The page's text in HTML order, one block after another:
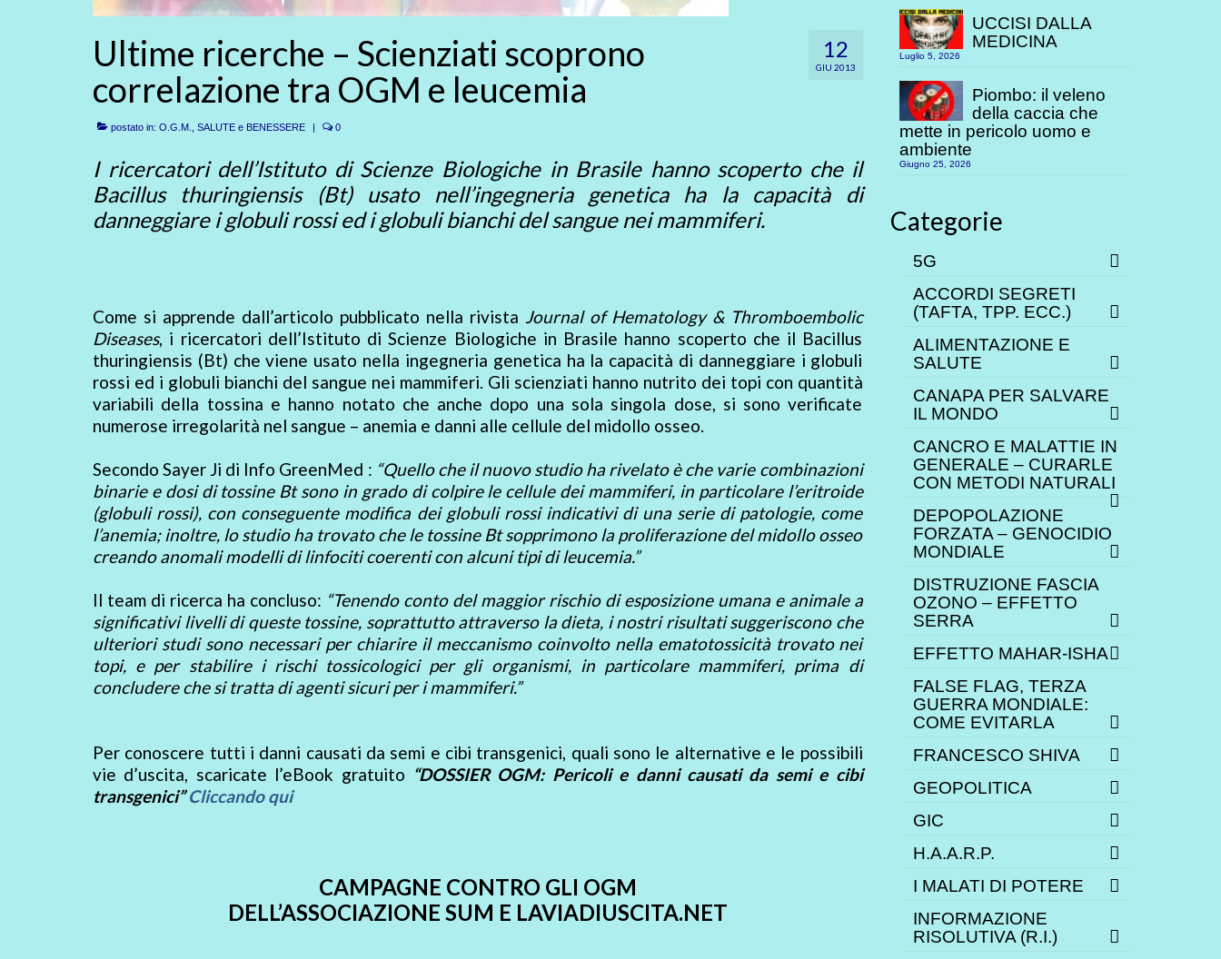
12
GIU 2013
Ultime ricerche – Scienziati scoprono
correlazione tra OGM e leucemia
postato in: O.G.M. SALUTE e BENESSERE | 0
I ricercatori dell’Istituto di Scienze Biologiche in Brasile hanno scoperto che il
Bacillus thuringiensis (Bt) usato nell’ingegneria genetica ha la capacità di
danneggiare i globuli rossi ed i globuli bianchi del sangue nei mammiferi.
Come si apprende dall’articolo pubblicato nella rivista Journal of Hematology & Thromboembolic
Diseases, i ricercatori dell’Istituto di Scienze Biologiche in Brasile hanno scoperto che il Bacillus
thuringiensis (Bt) che viene usato nella ingegneria genetica ha la capacità di danneggiare i globuli
rossi ed i globuli bianchi del sangue nei mammiferi. Gli scienziati hanno nutrito dei topi con quantità
variabili della tossina e hanno notato che anche dopo una sola singola dose, si sono verificate
numerose irregolarità nel sangue – anemia e danni alle cellule del midollo osseo.
Secondo Sayer Ji di Info GreenMed : “Quello che il nuovo studio ha rivelato è che varie combinazioni
binarie e dosi di tossine Bt sono in grado di colpire le cellule dei mammiferi, in particolare l’eritroide
(globuli rossi), con conseguente modifica dei globuli rossi indicativi di una serie di patologie, come
l’anemia; inoltre, lo studio ha trovato che le tossine Bt sopprimono la proliferazione del midollo osseo
creando anomali modelli di linfociti coerenti con alcuni tipi di leucemia.”
Il team di ricerca ha concluso: “Tenendo conto del maggior rischio di esposizione umana e animale a
significativi livelli di queste tossine, soprattutto attraverso la dieta, i nostri risultati suggeriscono che
ulteriori studi sono necessari per chiarire il meccanismo coinvolto nella ematotossicità trovato nei
topi, e per stabilire i rischi tossicologici per gli organismi, in particolare mammiferi, prima di
concludere che si tratta di agenti sicuri per i mammiferi.”
Per conoscere tutti i danni causati da semi e cibi transgenici, quali sono le alternative e le possibili
vie d’uscita, scaricate l’eBook gratuito “DOSSIER OGM: Pericoli e danni causati da semi e cibi
transgenici” Cliccando qui
CAMPAGNE CONTRO GLI OGM
DELL’ASSOCIAZIONE SUM E LAVIADIUSCITA.NET
UCCISI DALLA
MEDICINA
Luglio 5, 2026
Piombo: il veleno
della caccia che
mette in pericolo uomo e
ambiente
Giugno 25, 2026
Categorie
5G
ACCORDI SEGRETI
(TAFTA, TPP. ECC.)
ALIMENTAZIONE E
SALUTE
CANAPA PER SALVARE
IL MONDO
CANCRO E MALATTIE IN
GENERALE – CURARLE
CON METODI NATURALI
DEPOPOLAZIONE
FORZATA – GENOCIDIO
MONDIALE
DISTRUZIONE FASCIA
OZONO – EFFETTO
SERRA
EFFETTO MAHAR-ISHA
FALSE FLAG, TERZA
GUERRA MONDIALE:
COME EVITARLA
FRANCESCO SHIVA
GEOPOLITICA
GIC
H.A.A.R.P.
I MALATI DI POTERE
INFORMAZIONE
RISOLUTIVA (R.I.)